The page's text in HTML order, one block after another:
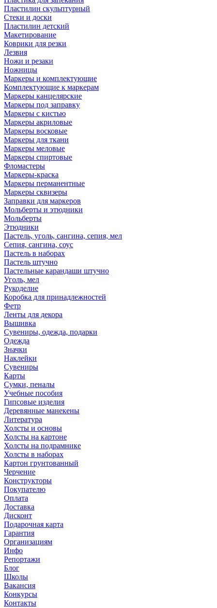
Пластилин скульптурный
Стеки и доски
Пластилин детский
Макетирование
Коврики для резки
Лезвия
Ножи и резаки
Ножницы
Маркеры и комплектующие
Комплектующие к маркерам
Маркеры канцелярские
Маркеры под заправку
Маркеры с кистью
Маркеры акриловые
Маркеры восковые
Маркеры для ткани
Маркеры меловые
Маркеры спиртовые
Фломастеры
Маркеры-краска
Маркеры перманентные
Маркеры сквизеры
Заправки для маркеров
Мольберты и этюдники
Мольберты
Этюдники
Пастель, уголь, сангина, сепия, мел
Сепия, сангина, соус
Пастель в наборах
Пастель штучно
Пастельные карандаши штучно
Уголь, мел
Рукоделие
Коробка для принадлежностей
Фетр
Ленты для декора
Вышивка
Сувениры, одежда, подарки
Одежда
Значки
Наклейки
Сувениры
Карты
Сумки, пеналы
Учебные пособия
Гипсовые изделия
Деревянные манекены
Литература
Холсты и основы
Холсты на картоне
Холсты на подрамнике
Холсты в наборах
Картон грунтованный
Черчение
Конструкторы
Покупателю
Оплата
Доставка
Дисконт
Подарочная карта
Гарантия
Организациям
Инфо
Репортажи
Блог
Школы
Вакансия
Конкурсы
Контакты